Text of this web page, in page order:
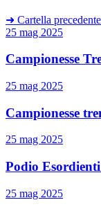
➜ Cartella precedente
25 mag 2025
Campionesse
25 mag 2025
Campionesse
25 mag 2025
Podio
25 mag 2025